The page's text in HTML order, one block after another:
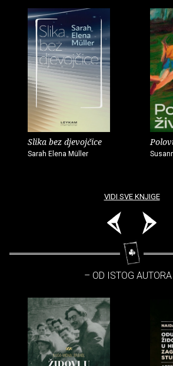
Slika bez djevojčice
Sarah Elena Müller
VIDI SVE KNJIGE
– OD ISTOG